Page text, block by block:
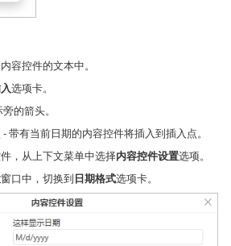
容控件的文本中。
选项卡。
的箭头。
- 带有当前日期的内容控件将插入到插入点。
，从上下文菜单中选择内容控件设置选项。
窗口中，切换到日期格式选项卡。